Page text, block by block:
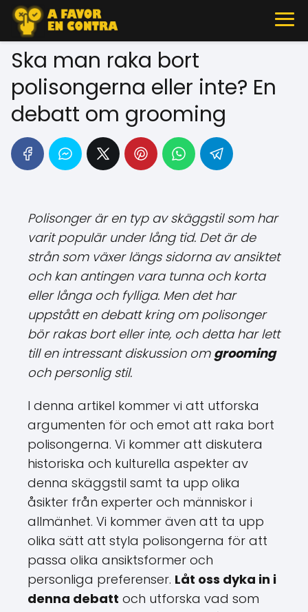
Ska man raka bort
polisongerna eller inte? En
debatt om grooming
Polisonger är en typ av skäggstil som har
varit populär under lång tid. Det är de
strån som växer längs sidorna av ansiktet
och kan antingen vara tunna och korta
eller långa och fylliga. Men det har
uppstått en debatt kring om polisonger
bör rakas bort eller inte, och detta har lett
till en intressant diskussion om grooming
och personlig stil.
I denna artikel kommer vi att utforska
argumenten för och emot att raka bort
polisongerna. Vi kommer att diskutera
historiska och kulturella aspekter av
denna skäggstil samt ta upp olika
åsikter från experter och människor i
allmänhet. Vi kommer även att ta upp
olika sätt att styla polisongerna för att
passa olika ansiktsformer och
personliga preferenser. Låt oss dyka in i
denna debatt och utforska vad som